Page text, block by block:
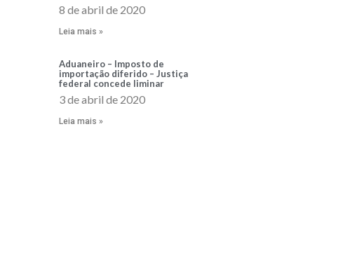
8 de abril de 2020
Leia mais »
Aduaneiro – Imposto de
importação diferido – Justiça
federal concede liminar
3 de abril de 2020
Leia mais »